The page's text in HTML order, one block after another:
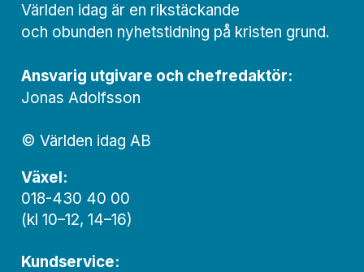
Världen idag är en rikstäckande
och obunden nyhets­­­tidning på kristen grund.
Ansvarig utgivare och chef­redaktör:
Jonas Adolfsson
© Världen idag AB
Växel:
018-430 40 00
(kl 10–12, 14–16)
Kundservice: